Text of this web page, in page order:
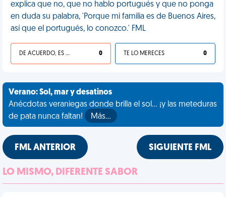
explica que no, que no hablo portugués y que no ponga
en duda su palabra, 'Porque mi familia es de Buenos Aires,
así que el portugués, lo conozco.' FML
DE ACUERDO, ES UNA VIDA HP 0 TE LO MERECES 0
Verano: Sol, mar y desatinos
Anécdotas veraniegas donde brilla el sol... ¡y las meteduras
de pata nunca faltan!
Más…
FML ANTERIOR SIGUIENTE FML
LO MISMO, DIFERENTE SABOR